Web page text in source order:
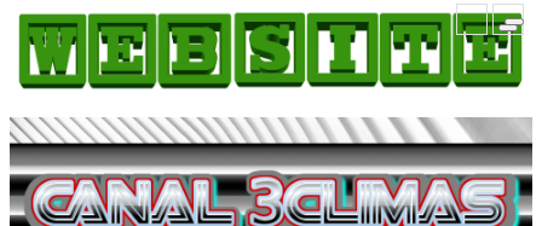
HOME
COMO ANUNCIAR
JORNAIS DO BRASIL
PODCAST/NOTÍCIAS
AS NOTÍCIAS DO DIA